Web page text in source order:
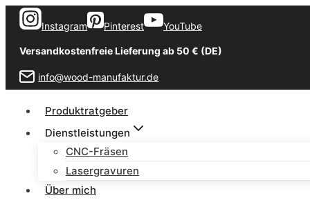
Zum
Inhalt
springen
Instagram Pinterest YouTube
Versandkostenfreie Lieferung ab 50 € (DE)
info@wood-manufaktur.de
Produktratgeber
Dienstleistungen
CNC-Fräsen
Lasergravuren
Über mich